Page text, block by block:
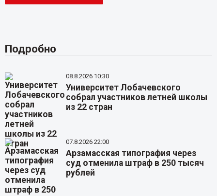
Подробно
08.8.2026 10:30
Университет Лобачевского
собрал участников летней школы
из 22 стран
07.8.2026 22:00
Арзамасская типография через
суд отменила штраф в 250 тысяч
рублей